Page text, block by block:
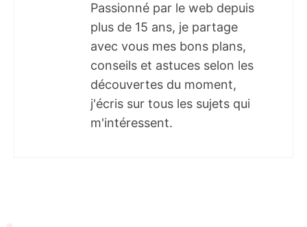
Passionné par le web depuis
plus de 15 ans, je partage
avec vous mes bons plans,
conseils et astuces selon les
découvertes du moment,
j'écris sur tous les sujets qui
m'intéressent.